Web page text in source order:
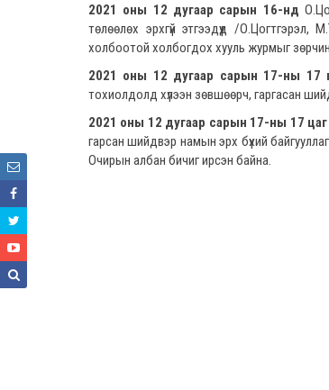
2021 оны 12 дугаар сарын 16-нд
төлөөлөх эрхгүй этгээдүүд /
холбоотой холбогдох хууль журмыг зөрчин
2021 оны 12 дугаар сарын 17-ны 17
тохиолдолд хүлээн зөвшөөрч, гаргасан
2021 оны 12 дугаар сарын 17-ны 17
гарсан шийдвэр намын эрх бүхий
Очирын албан бичиг ирсэн байна.